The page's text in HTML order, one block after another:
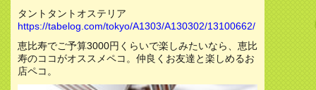
タントタントオステリア
https://tabelog.com/tokyo/A1303/A130302/13100662/
恵比寿でご予算3000円くらいで楽しみたいなら、恵比
寿のココがオススメペコ。仲良くお友達と楽しめるお
店ペコ。